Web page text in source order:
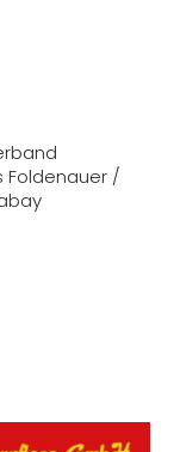
Foldenauer /